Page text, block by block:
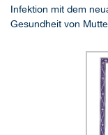
Infektion mit dem
Gesundheit von